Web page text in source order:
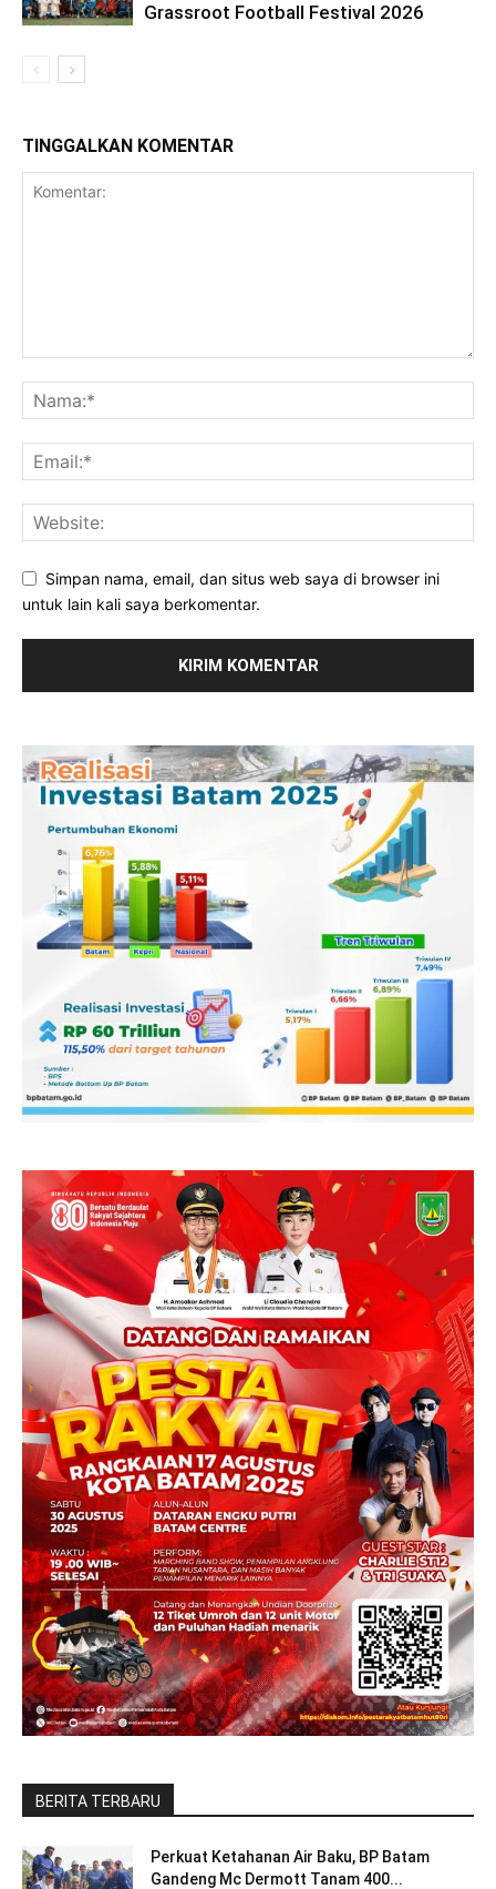
Grassroot Football Festival 2026
TINGGALKAN KOMENTAR
Simpan nama, email, dan situs web saya di browser ini
untuk lain kali saya berkomentar.
BERITA TERBARU
Perkuat Ketahanan Air Baku, BP Batam
Gandeng Mc Dermott Tanam 400...